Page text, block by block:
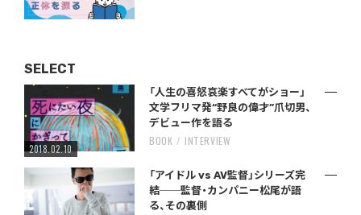
SELECT
2018.02.10
「人生の喜怒哀楽すべてがショー」
文学フリマ発“野良の偉才”爪切男、
デビュー作を語る
BOOK INTERVIEW
「アイドル vs AV監督」シリーズ完
結──監督・カンパニー松尾が語
る、その裏側